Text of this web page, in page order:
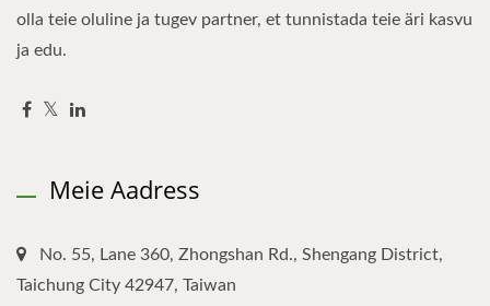
olla teie oluline ja tugev partner, et tunnistada teie äri kasvu
ja edu.
Meie Aadress
No. 55, Lane 360, Zhongshan Rd., Shengang District,
Taichung City 42947, Taiwan